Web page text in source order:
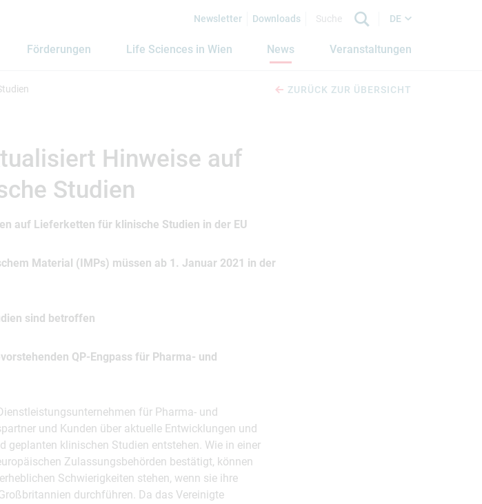
Newsletter Downloads DE
Förderungen Life Sciences in Wien News Veranstaltungen
ZURÜCK ZUR ÜBERSICHT
Hinweise auf
Studien
auf Lieferketten für klinische Studien in der EU
Material (IMPs) müssen ab 1. Januar 2021 in der
sind betroffen
QP-Engpass für Pharma- und
für Pharma- und
und Kunden über aktuelle Entwicklungen und
geplanten klinischen Studien entstehen. Wie in einer
Zulassungsbehörden bestätigt, können
Schwierigkeiten stehen, wenn sie ihre
durchführen. Da das Vereinigte